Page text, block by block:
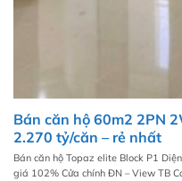
Bán căn hộ 60m2 2PN
2.270 tỷ/căn – rẻ nhất
Bán căn hộ Topaz elite Block P1
giá 102% Cửa chính ĐN – View TB